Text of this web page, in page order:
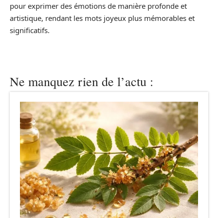
pour exprimer des émotions de manière profonde et
artistique, rendant les mots joyeux plus mémorables et
significatifs.
Ne manquez rien de l’actu :